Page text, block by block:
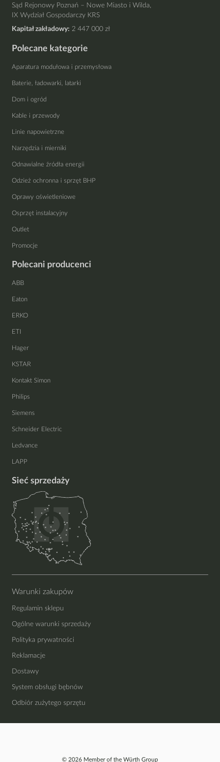
Sąd Rejonowy Poznań – Nowe Miasto i Wilda,
IX Wydział Gospodarczy KRS
Kapitał zakładowy: 2 447 000 zł
Polecane kategorie
Aparatura modułowa i przemysłowa
Baterie, ładowarki, latarki
Dom i ogród
Kable i przewody
Linie napowietrzne
Narzędzia i mierniki
Odnawialne źródła energii
Odzież ochronna i sprzęt BHP
Oprawy oświetleniowe
Osprzęt instalacyjny
Outlet
Promocje
Polecani producenci
ABB
Eaton
ERKO
ETI
Hager
KSTAR
Kontakt Simon
Philips
Siemens
Schneider Electric
Ledvance
LAPP
Sieć sprzedaży
Warunki zakupów
Regulamin sklepu
Ogólne warunki sprzedaży
Polityka prywatności
Reklamacje
Dostawy
System obsługi bębnów
Odbiór zużytego sprzętu
© 2026 Member of the Würth Group